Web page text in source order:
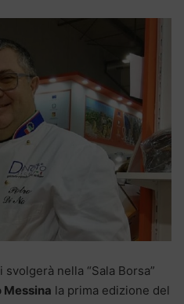
nella “Sala Borsa”
Messina la prima edizione del